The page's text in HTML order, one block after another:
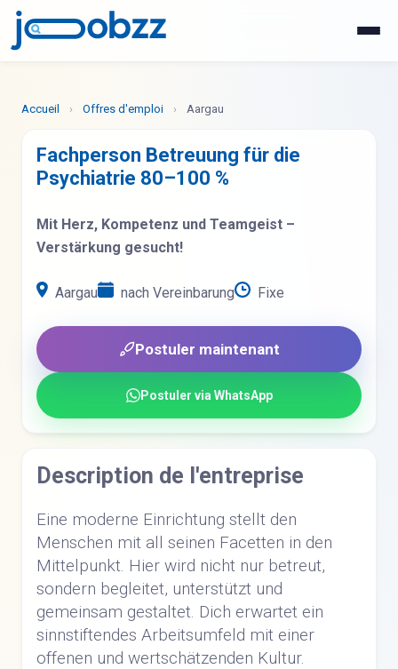
Accueil › Offres d'emploi › Aargau
Fachperson Betreuung für die
Psychiatrie 80–100 %
Mit Herz, Kompetenz und Teamgeist –
Verstärkung gesucht!
Aargau nach Vereinbarung Fixe
Postuler maintenant
Postuler via WhatsApp
Description de l'entreprise
Eine moderne Einrichtung stellt den
Menschen mit all seinen Facetten in den
Mittelpunkt. Hier wird nicht nur betreut,
sondern begleitet, unterstützt und
gemeinsam gestaltet. Dich erwartet ein
sinnstiftendes Arbeitsumfeld mit einer
offenen und wertschätzenden Kultur.